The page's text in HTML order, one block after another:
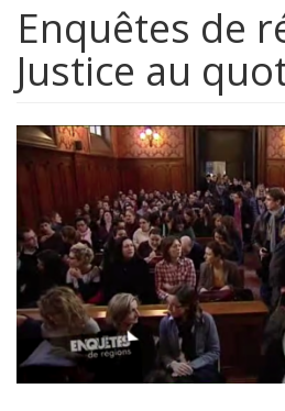
Enquêtes de
Justice au